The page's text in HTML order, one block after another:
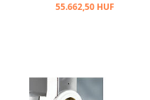
55.662,50 HUF